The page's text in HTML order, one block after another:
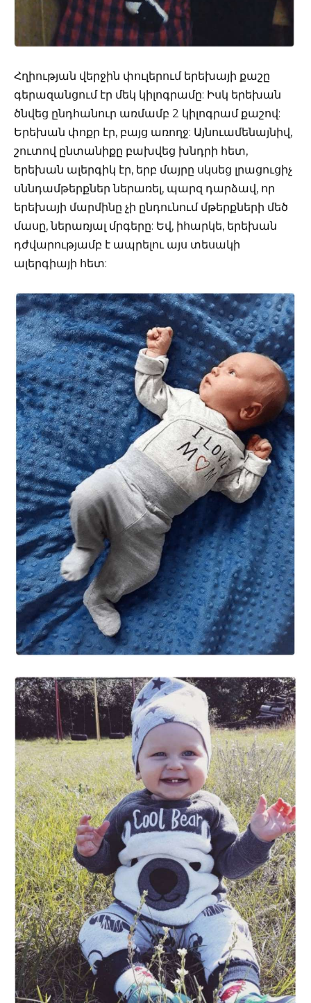
Հղիության վերջին փուլերում երեխայի քաշը
գերազանցում էր մեկ կիլոգրամը: Իսկ երեխան
ծնվեց ընդհանուր առմամբ 2 կիլոգրամ քաշով:
Երեխան փոքր էր, բայց առողջ: Այնուամենայնիվ,
շուտով ընտանիքը բախվեց խնդրի հետ,
երեխան ալերգիկ էր, երբ մայրը սկսեց լրացուցիչ
սննդամթերքներ ներառել, պարզ դարձավ, որ
երեխայի մարմինը չի ընդունում մթերքների մեծ
մասը, ներառյալ մրգերը: Եվ, իհարկե, երեխան
դժվարությամբ է ապրելու այս տեսակի
ալերգիայի հետ: